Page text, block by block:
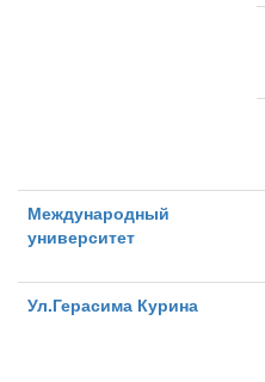
Международный
университет
Ул.Герасима Курина